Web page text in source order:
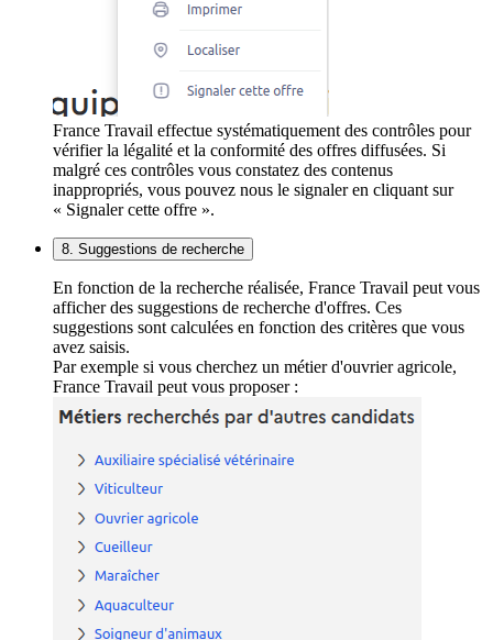
France Travail effectue systématiquement des contrôles pour
vérifier la légalité et la conformité des offres diffusées. Si
malgré ces contrôles vous constatez des contenus
inappropriés, vous pouvez nous le signaler en cliquant sur
« Signaler cette offre ».
8. Suggestions de recherche
En fonction de la recherche réalisée, France Travail peut vous
afficher des suggestions de recherche d'offres. Ces
suggestions sont calculées en fonction des critères que vous
avez saisis.
Par exemple si vous cherchez un métier d'ouvrier agricole,
France Travail peut vous proposer :